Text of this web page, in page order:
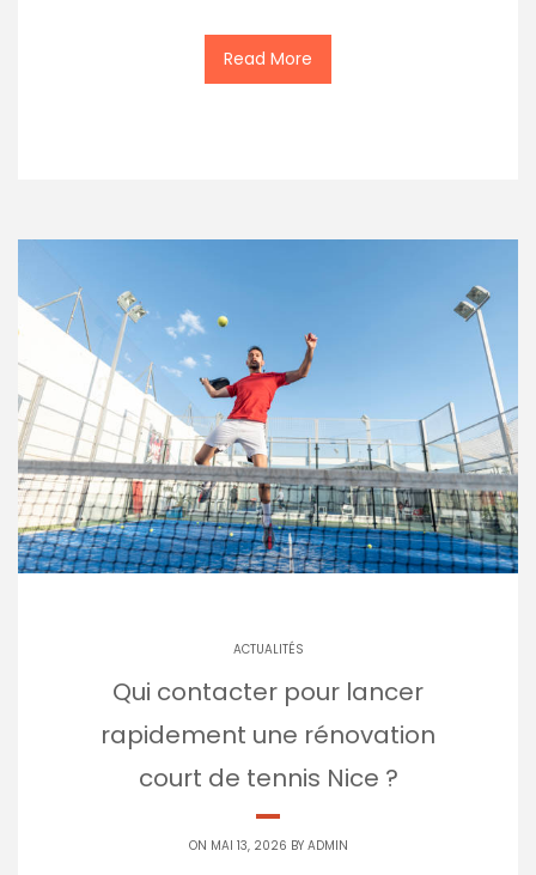
Read More
ACTUALITÉS
Qui contacter pour lancer
rapidement une rénovation
court de tennis Nice ?
ON MAI 13, 2026 BY ADMIN